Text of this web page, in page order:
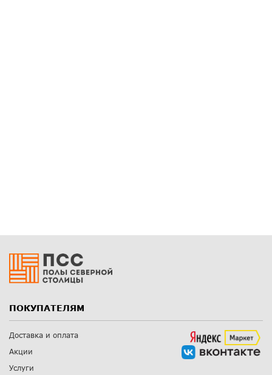
ПОКУПАТЕЛЯМ
Доставка и оплата
Акции
Услуги